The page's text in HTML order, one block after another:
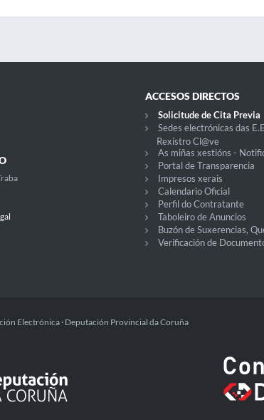
ACCESOS DIRECTOS
Solicitude de Cita Previa
Sedes electrónicas das
Rexistro Cl@ve
As miñas xestións -
Portal de Transparencia
Impresos xerais
Calendario Oficial
Perfil do Contratante
Taboleiro de Anuncios
Buzón de Suxerencias,
Verificación de
Electrónica · Deputación Provincial da Coruña